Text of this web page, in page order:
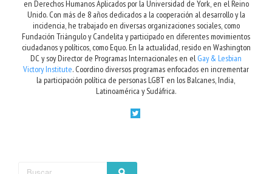
en Derechos Humanos Aplicados por la Universidad de York, en el Reino
Unido. Con más de 8 años dedicados a la cooperación al desarrollo y la
incidencia, he trabajado en diversas organizaciones sociales, como
Fundación Triángulo y Candelita y participado en diferentes movimientos
ciudadanos y políticos, como Equo. En la actualidad, resido en Washington
DC y soy Director de Programas Internacionales en elGay & Lesbian
Victory Institute. Coordino diversos programas enfocados en incrementar
la participación política de personas LGBT en los Balcanes, India,
Latinoamérica y Sudáfrica.